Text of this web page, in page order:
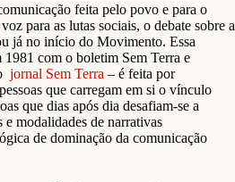
feita pelo povo e para o
para as lutas sociais, o debate sobre a
já no início do Movimento. Essa
com o boletim Sem Terra e
jornal Sem Terra – é feita por
que carregam em si o vínculo
que dias após dia desafiam-se a
modalidades de narrativas
de dominação da comunicação